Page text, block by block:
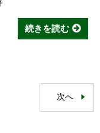
続きを読む
次へ